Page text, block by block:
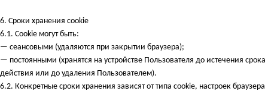
6. Сроки хранения cookie
6.1. Cookie могут быть:
— сеансовыми (удаляются при закрытии браузера);
— постоянными (хранятся на устройстве Пользователя до истечения срока
действия или до удаления Пользователем).
6.2. Конкретные сроки хранения зависят от типа cookie, настроек браузера